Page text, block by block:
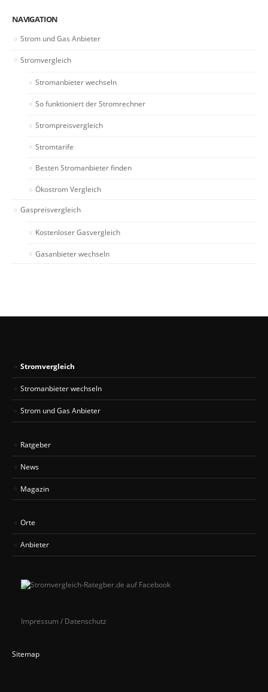
NAVIGATION
Strom und Gas Anbieter
Stromvergleich
Stromanbieter wechseln
So funktioniert der Stromrechner
Strompreisvergleich
Stromtarife
Besten Stromanbieter finden
Ökostrom Vergleich
Gaspreisvergleich
Kostenloser Gasvergleich
Gasanbieter wechseln
Stromvergleich
Stromanbieter wechseln
Strom und Gas Anbieter
Ratgeber
News
Magazin
Orte
Anbieter
Impressum / Datenschutz
Sitemap